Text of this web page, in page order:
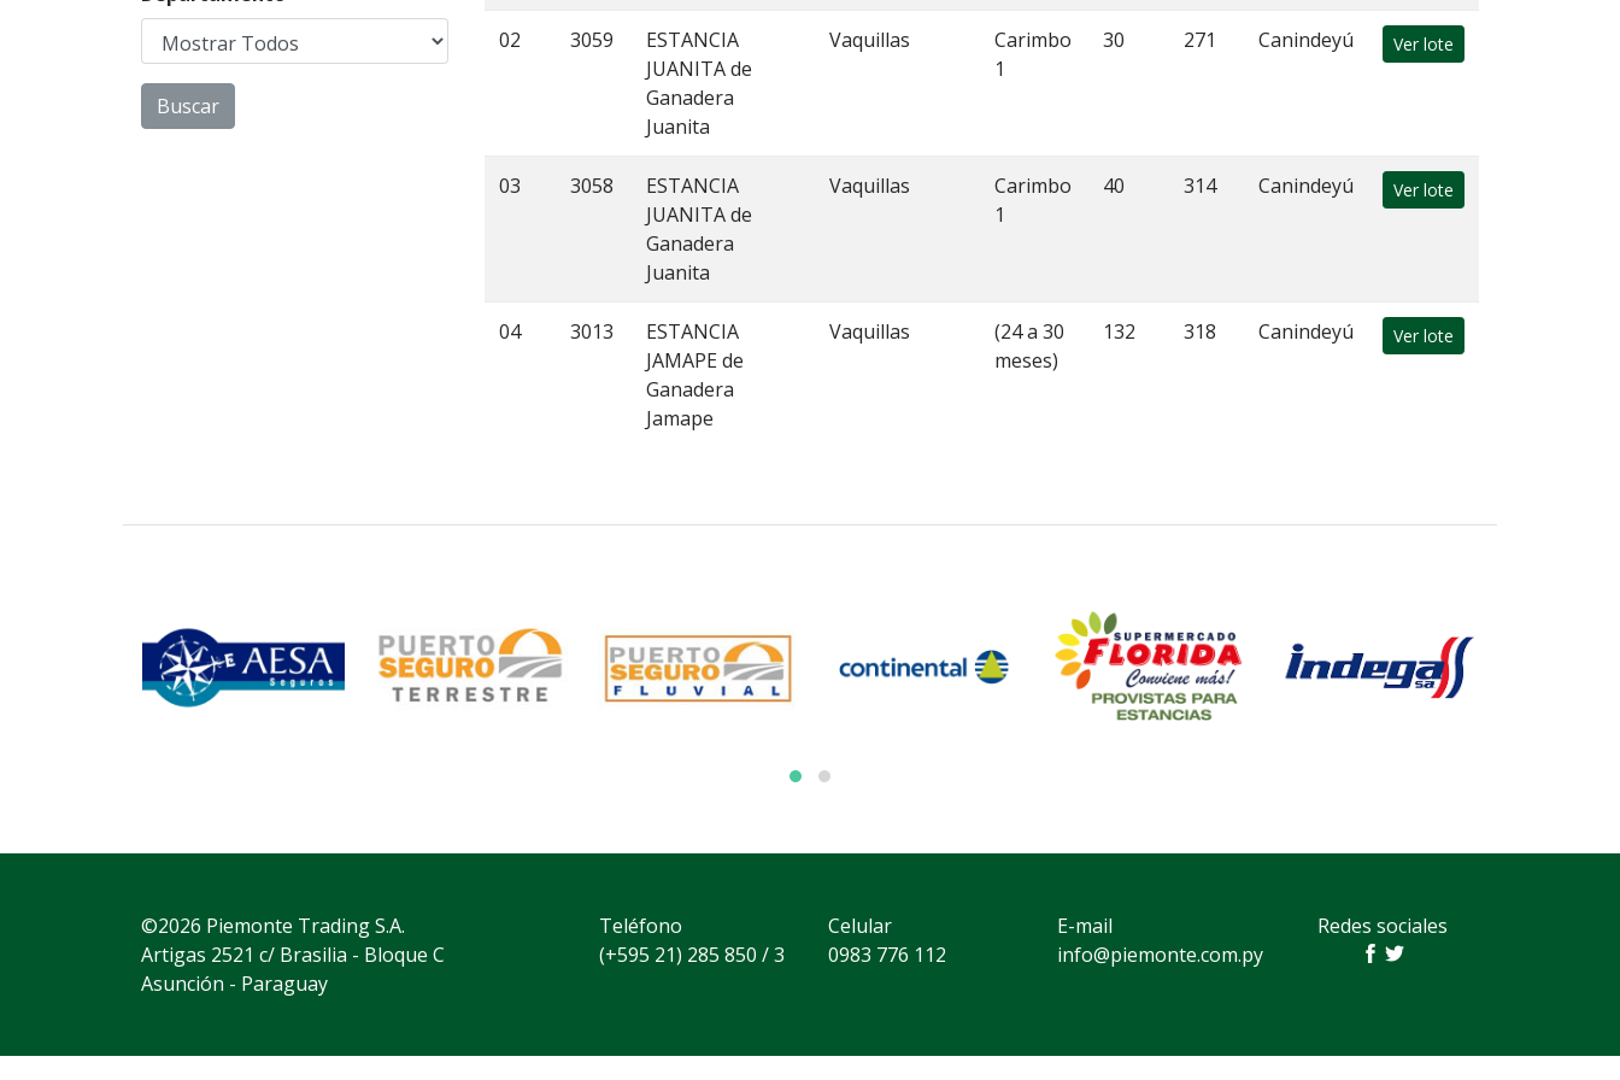
02 3059
ESTANCIA
JUANITA de
Ganadera
Juanita
Vaquillas
Carimbo
1
30 271 Canindeyú Ver lote
03 3058
ESTANCIA
JUANITA de
Ganadera
Juanita
Vaquillas
Carimbo
1
40 314 Canindeyú Ver lote
04 3013
ESTANCIA
JAMAPE de
Ganadera
Jamape
Vaquillas
(24 a 30
meses)
132 318 Canindeyú Ver lote
©2026 Piemonte Trading S.A.
Artigas 2521 c/ Brasilia - Bloque C
Asunción - Paraguay
Teléfono
(+595 21) 285 850 / 3
Celular
0983 776 112
E-mail
info@piemonte.com.py
Redes sociales